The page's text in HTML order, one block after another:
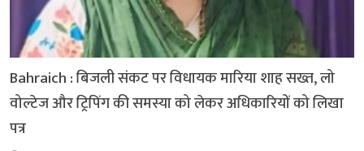
Bahraich : बिजली संकट पर विधायक मारिया शाह सख्त, लो
वोल्टेज और ट्रिपिंग की समस्या को लेकर अधिकारियों को लिखा
पत्र